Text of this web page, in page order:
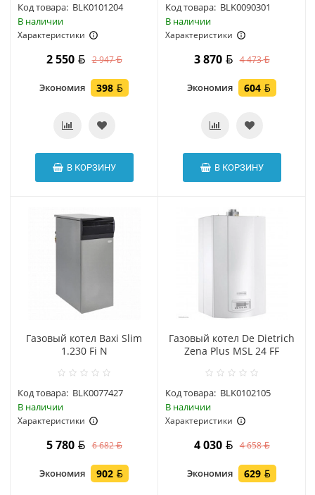
Код товара: BLK0101204
В наличии
Характеристики
2 550 2 947
Экономия 398
В КОРЗИНУ
Код товара: BLK0090301
В наличии
Характеристики
3 870 4 473
Экономия 604
В КОРЗИНУ
Газовый котел Baxi Slim
1.230 Fi N
Код товара: BLK0077427
В наличии
Характеристики
5 780 6 682
Экономия 902
Газовый котел De Dietrich
Zena Plus MSL 24 FF
Код товара: BLK0102105
В наличии
Характеристики
4 030 4 658
Экономия 629